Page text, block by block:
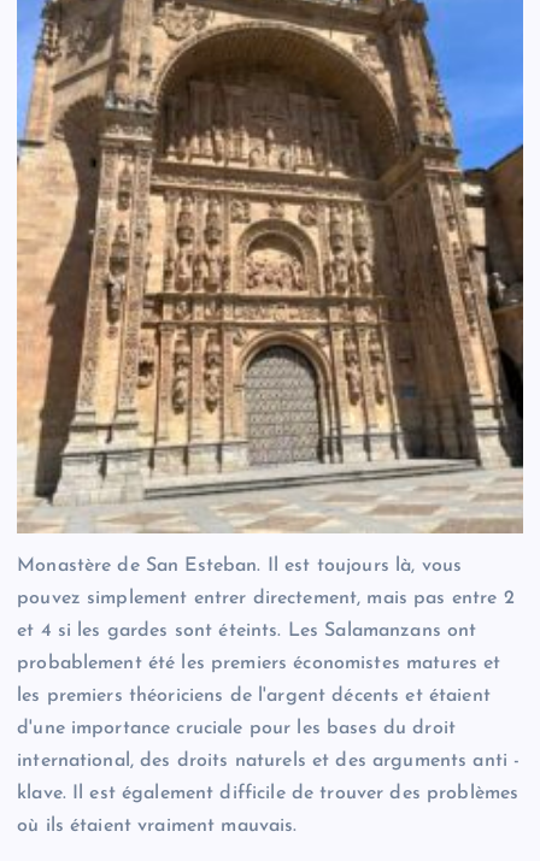
Monastère de San Esteban. Il est toujours là, vous
pouvez simplement entrer directement, mais pas entre 2
et 4 si les gardes sont éteints. Les Salamanzans ont
probablement été les premiers économistes matures et
les premiers théoriciens de l'argent décents et étaient
d'une importance cruciale pour les bases du droit
international, des droits naturels et des arguments anti -
klave. Il est également difficile de trouver des problèmes
où ils étaient vraiment mauvais.